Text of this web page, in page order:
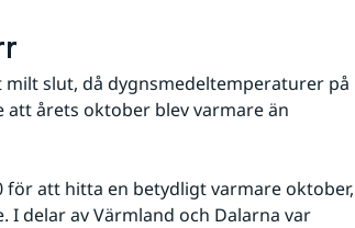
slut, då dygnsmedeltemperaturer på
att årets oktober blev varmare än
för att hitta en betydligt varmare oktober,
I delar av Värmland och Dalarna var